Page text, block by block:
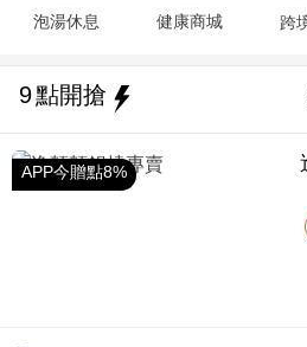
泡湯休息 健康商城 跨
9點開搶
APP今贈點8%